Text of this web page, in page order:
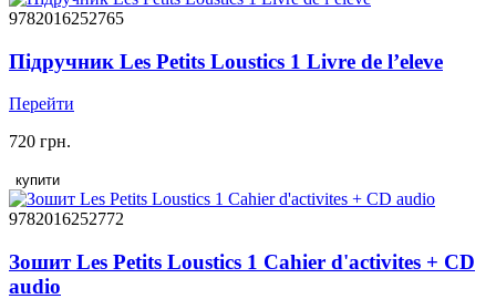
9782016252765
Підручник Les Petits Loustics 1 Livre de l’eleve
Перейти
720 грн.
купити
9782016252772
Зошит Les Petits Loustics 1 Cahier d'activites + CD
audio